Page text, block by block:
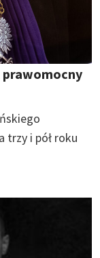
prawomocny
trzy i pół roku